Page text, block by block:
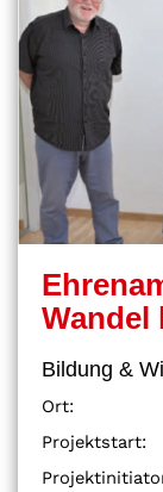
Wandel
Bildung &
Ort:
Projektstart: